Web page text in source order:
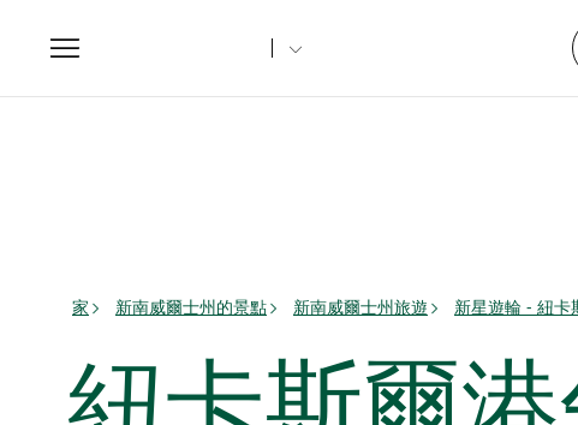
Toggle
navigation
家 新南威爾士州的景點 新南威爾士州旅遊 新星遊輪 - 紐卡